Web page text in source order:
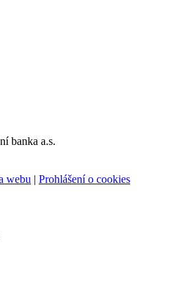
banka a.s.
webu | Prohlášení o cookies